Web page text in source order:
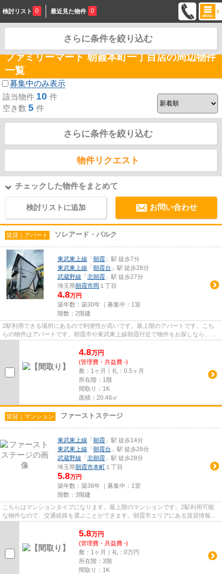
検討リスト 0 最近見た物件 0
ファミリーマート 朝霞本町一丁目店の周辺物件
一覧
募集中のみ表示
該当物件 10 件
空き数 5 件
さらに条件を絞り込む
物件リクエスト
チェックした物件をまとめて
検討リストに追加 お問い合わせ
賃貸｜アパート ソレアード・パルク
東武東上線 「 朝霞 」駅 徒歩7分
東武東上線 「 朝霞台 」駅 徒歩28分
武蔵野線 「 北朝霞 」駅 徒歩27分
埼玉県朝霞市岡 １丁目
4.8万円
築年数：築30年 ｜募集中： 1室
階数：2階建
2駅利用できる場所にあるので利便性が高いです。最上階のアパートです。こち
らの物件はアパートです。朝霞市や東武東上線朝霞付近で物件をお探しなら、当
4.8万円
(管理費・共益費 -)
敷：1ヶ月｜礼：0.5ヶ月
所在階：1階
間取り：1K
面積：20.46㎡
賃貸｜マンション ファーストステージ
東武東上線 「 朝霞 」駅 徒歩14分
東武東上線 「 朝霞台 」駅 徒歩26分
武蔵野線 「 北朝霞 」駅 徒歩28分
埼玉県朝霞市本町 １丁目
5.8万円
築年数：築38年 ｜募集中： 1室
階数：3階建
こちらはマンションタイプになります。最上階のマンションです。2駅利用可能
な物件なので、交通経路を選ぶことができます。朝霞市エリアにある賃貸情報の
5.8万円
(管理費・共益費 -)
敷：1ヶ月｜礼：0万円
所在階：3階
間取り：1K
さらに条件を絞り込む